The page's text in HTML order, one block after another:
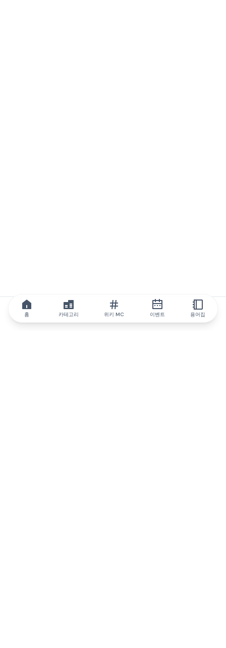
홈 카테고리 위키 MC 이벤트 용어집